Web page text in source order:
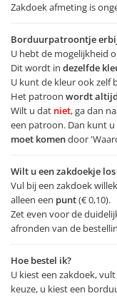
Zakdoek afmeting is
Borduurpatroontje
U hebt de mogelijkheid
Dit wordt in dezelfde
U kunt de kleur ook zelf
Het patroon wordt
Wilt u dat niet, ga dan
een patroon. Dan kunt u
moet komendoor
Wilt u een zakdoekje
Vul bij een zakdoek
alleen een punt(€ 0,10).
Zet even voor de
afronden van de
Hoe bestel ik?
U kiest een zakdoek,
keuze, u kiest een